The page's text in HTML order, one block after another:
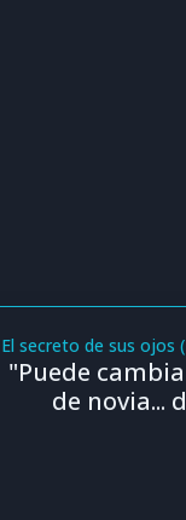
El secreto de sus ojos
"Puede
de novia...